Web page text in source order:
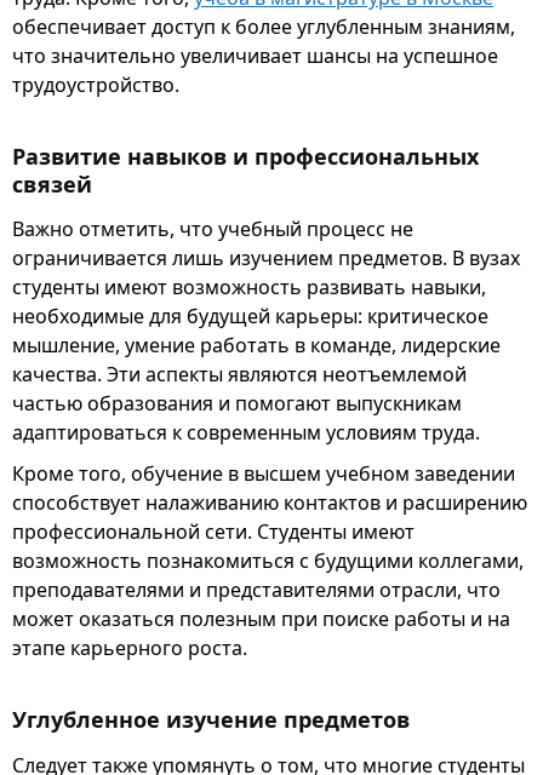
обеспечивает доступ к более углубленным знаниям,
что значительно увеличивает шансы на успешное
трудоустройство.
Развитие навыков и профессиональных
связей
Важно отметить, что учебный процесс не
ограничивается лишь изучением предметов. В вузах
студенты имеют возможность развивать навыки,
необходимые для будущей карьеры: критическое
мышление, умение работать в команде, лидерские
качества. Эти аспекты являются неотъемлемой
частью образования и помогают выпускникам
адаптироваться к современным условиям труда.
Кроме того, обучение в высшем учебном заведении
способствует налаживанию контактов и расширению
профессиональной сети. Студенты имеют
возможность познакомиться с будущими коллегами,
преподавателями и представителями отрасли, что
может оказаться полезным при поиске работы и на
этапе карьерного роста.
Углубленное изучение предметов
Следует также упомянуть о том, что многие студенты